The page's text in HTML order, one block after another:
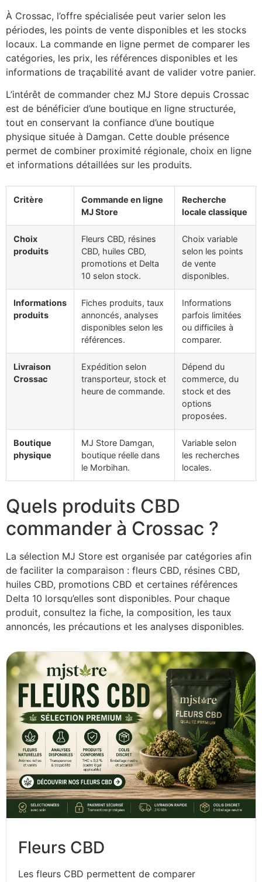
À Crossac, l’offre spécialisée peut varier selon les
périodes, les points de vente disponibles et les stocks
locaux. La commande en ligne permet de comparer les
catégories, les prix, les références disponibles et les
informations de traçabilité avant de valider votre panier.
L’intérêt de commander chez MJ Store depuis Crossac
est de bénéficier d’une boutique en ligne structurée,
tout en conservant la confiance d’une boutique
physique située à Damgan. Cette double présence
permet de combiner proximité régionale, choix en ligne
et informations détaillées sur les produits.
Critère
Commande en ligne
MJ Store
Recherche
locale classique
Choix
produits
Fleurs CBD, résines
CBD, huiles CBD,
promotions et Delta
10 selon stock.
Choix variable
selon les points
de vente
disponibles.
Informations
produits
Fiches produits, taux
annoncés, analyses
disponibles selon les
références.
Informations
parfois limitées
ou difficiles à
comparer.
Livraison
Crossac
Expédition selon
transporteur, stock et
heure de commande.
Dépend du
commerce, du
stock et des
options
proposées.
Boutique
physique
MJ Store Damgan,
boutique réelle dans
le Morbihan.
Variable selon
les recherches
locales.
Quels produits CBD
commander à Crossac ?
La sélection MJ Store est organisée par catégories afin
de faciliter la comparaison : fleurs CBD, résines CBD,
huiles CBD, promotions CBD et certaines références
Delta 10 lorsqu’elles sont disponibles. Pour chaque
produit, consultez la fiche, la composition, les taux
annoncés, les précautions et les analyses disponibles.
Fleurs CBD
Les fleurs CBD permettent de comparer